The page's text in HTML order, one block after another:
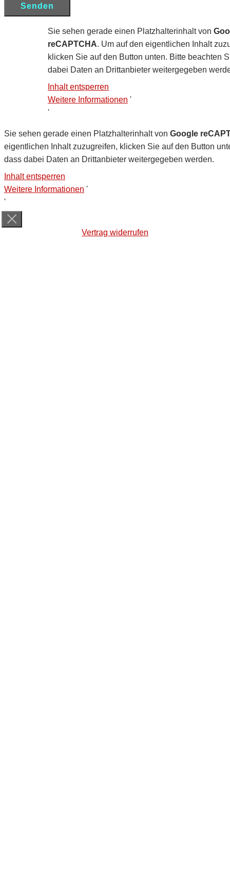
Sie sehen gerade einen Platzhalterinhalt von
reCAPTCHA. Um auf den eigentlichen Inhalt
klicken Sie auf den Button unten. Bitte beachten
dabei Daten an Drittanbieter weitergegeben
Inhalt entsperren
Weitere Informationen '
'
Sie sehen gerade einen Platzhalterinhalt von Google
eigentlichen Inhalt zuzugreifen, klicken Sie auf den Button
dass dabei Daten an Drittanbieter weitergegeben werden.
Inhalt entsperren
Weitere Informationen '
'
Vertrag widerrufen